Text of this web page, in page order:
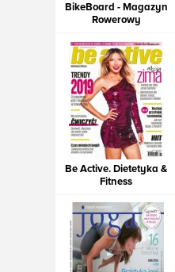
BikeBoard - Magazyn
Rowerowy
Be Active. Dietetyka &
Fitness